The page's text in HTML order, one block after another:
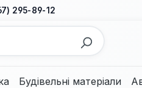
295-89-12
Будівельні матеріали